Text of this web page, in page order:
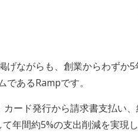
ながらも、創業からわずか
あるRampです。
ード発行から請求書支払い
年間約5%の支出削減を実現